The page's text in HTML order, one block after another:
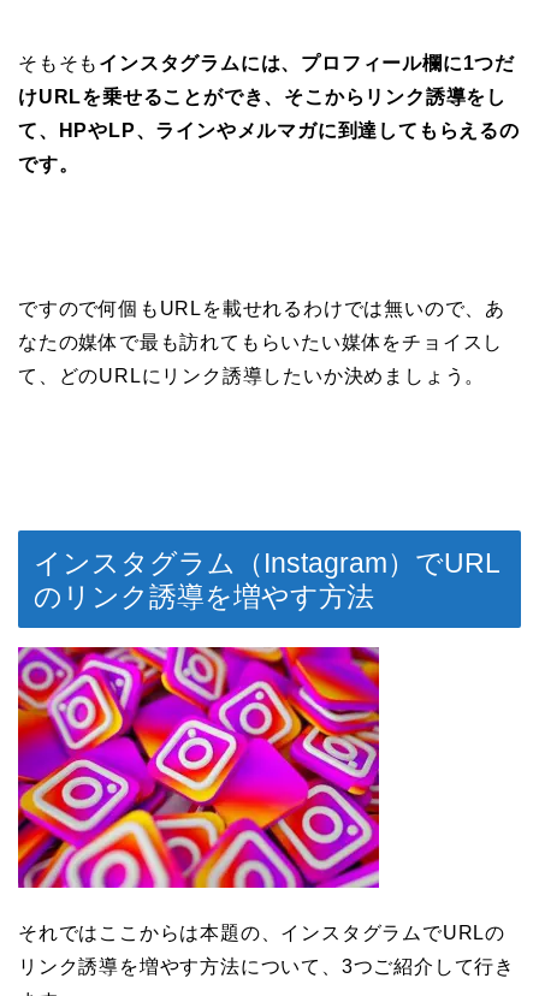
そもそも インスタグラムには、プロフィール欄に1つだ
けURLを乗せることができ、そこからリンク誘導をし
て、HPやLP、ラインやメルマガに到達してもらえるの
です。
ですので何個もURLを載せれるわけでは無いので、あ
なたの媒体で最も訪れてもらいたい媒体をチョイスし
て、どのURLにリンク誘導したいか決めましょう。
インスタグラム（Instagram）でURL
のリンク誘導を増やす方法
それではここからは本題の、インスタグラムでURLの
リンク誘導を増やす方法について、3つご紹介して行き